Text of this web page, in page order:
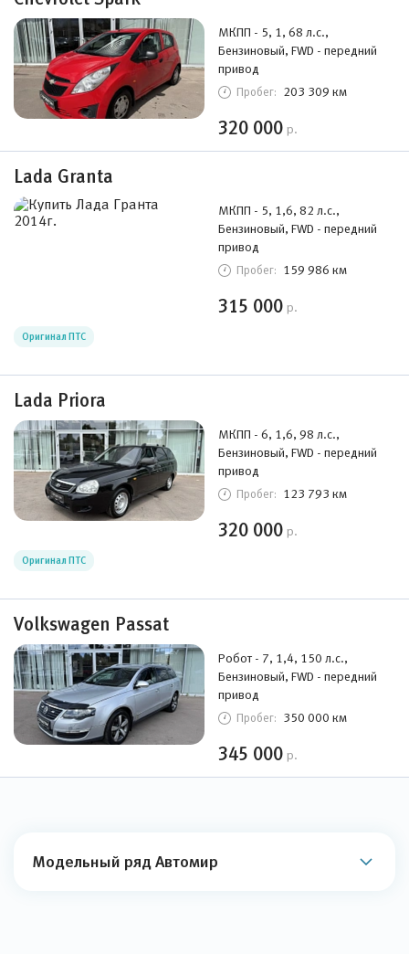
МКПП - 5, 1, 68 л.с.,
Бензиновый, FWD - передний
привод
Пробег: 203 309 км
320 000 р.
Lada Granta
МКПП - 5, 1,6, 82 л.с.,
Бензиновый, FWD - передний
привод
Пробег: 159 986 км
315 000 р.
Оригинал ПТС
Lada Priora
МКПП - 6, 1,6, 98 л.с.,
Бензиновый, FWD - передний
привод
Пробег: 123 793 км
320 000 р.
Оригинал ПТС
Volkswagen Passat
Робот - 7, 1,4, 150 л.с.,
Бензиновый, FWD - передний
привод
Пробег: 350 000 км
345 000 р.
Модельный ряд Автомир